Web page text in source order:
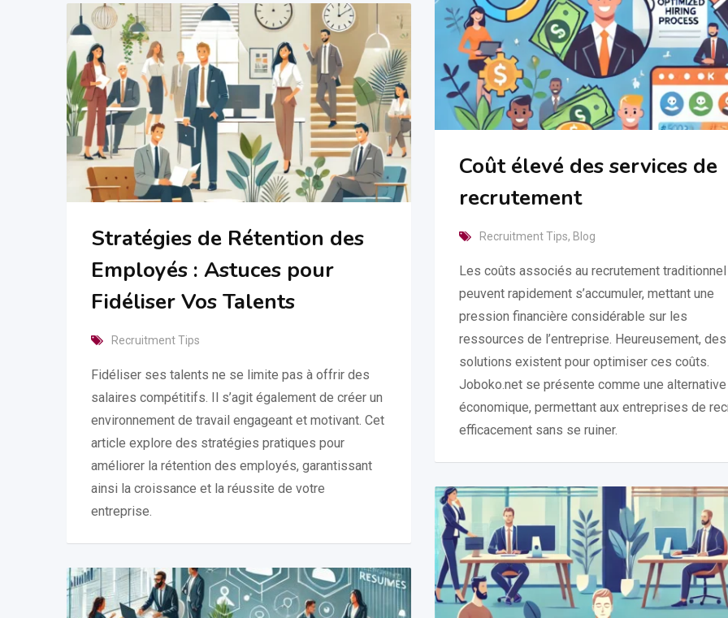
Coût élevé des services de
recrutement
Recruitment Tips, Blog
Les coûts associés au recrutement traditionnel
peuvent rapidement s’accumuler, mettant une
pression financière considérable sur les
ressources de l’entreprise. Heureusement, des
solutions existent pour optimiser ces coûts.
Joboko.net se présente comme une alternative
économique, permettant aux entreprises de
efficacement sans se ruiner.
Stratégies de Rétention des
Employés : Astuces pour
Fidéliser Vos Talents
Recruitment Tips
Fidéliser ses talents ne se limite pas à offrir des
salaires compétitifs. Il s’agit également de créer un
environnement de travail engageant et motivant. Cet
article explore des stratégies pratiques pour
améliorer la rétention des employés, garantissant
ainsi la croissance et la réussite de votre
entreprise.